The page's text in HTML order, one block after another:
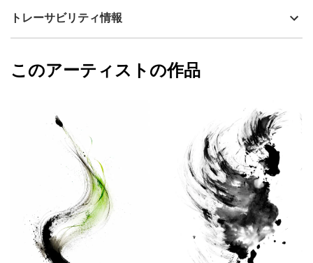
デジタル・ジークレー
カラー
青
配送目安
互いに影響し合い、軌道を変え、やがて大きな方向性を形成す
それは、個の力だけでは到達できない価値が、
関係性の中で創出されていくプロセスそのものです。
Hakurei
フォローする
トレーサビリティ情報
Hakurei
このアーティストの作品